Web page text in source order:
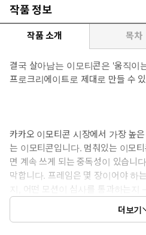
작품 정보
작품 소개 목차
결국 살아남는 이모티콘은 '움직이
프로크리에이트로 제대로 만들 수
카카오 이모티콘 시장에서 가장 높
는 이모티콘입니다. 멈춰있는 이모
면 계속 쓰게 되는 중독성이 있습니
막합니다. 프레임은 몇 장이어야 하
지, 어떤 모션이 심사를 통과하는
이 책의 저자 씨엠제이(최민정)는
티콘을 출시한 '국내 최다 이모티콘
더보기